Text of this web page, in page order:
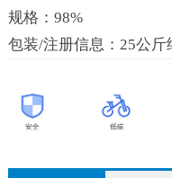
规格：98%
包装/注册信息：25公斤